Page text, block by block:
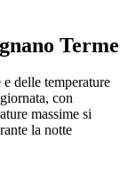
Terme
delle temperature
con
massime si
la notte